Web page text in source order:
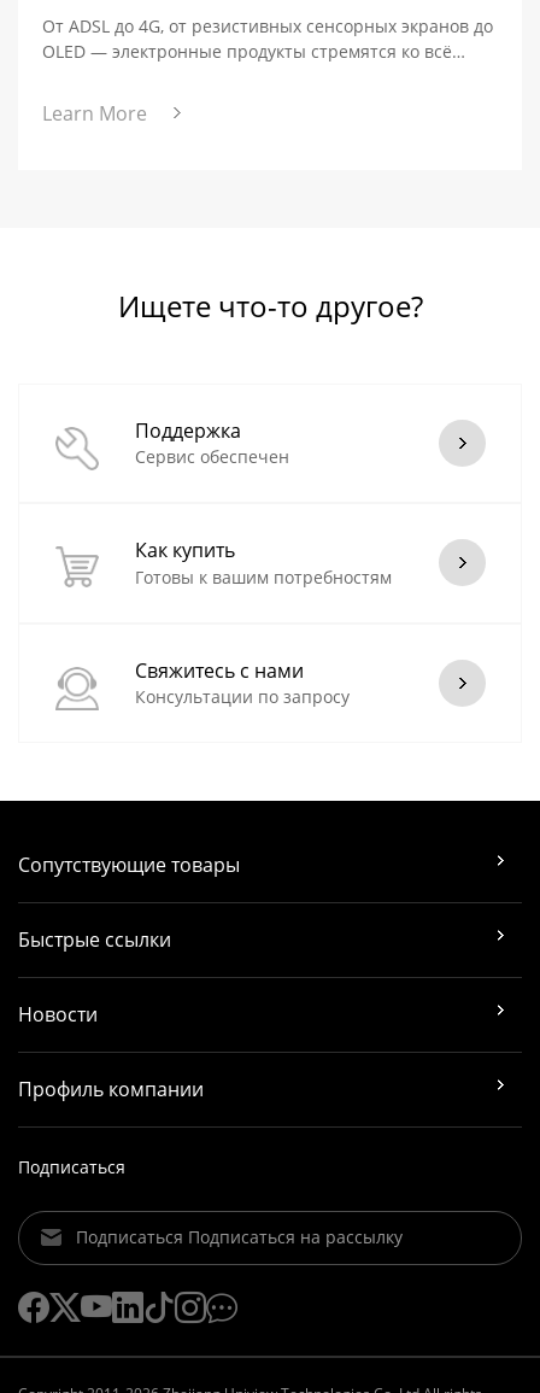
От ADSL до 4G, от резистивных сенсорных экранов до
OLED — электронные продукты стремятся ко всё
продукты для видеонаблюдения достигли 4K, что в 25
раз выше. Однако скорость развития...
Learn More
Ищете что-то другое?
Поддержка
Сервис обеспечен
Как купить
Готовы к вашим потребностям
Свяжитесь с нами
Консультации по запросу
Сопутствующие товары
Быстрые ссылки
Новости
Профиль компании
Подписаться
Подписаться Подписаться на рассылку